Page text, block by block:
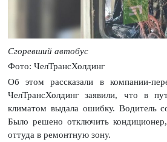
Сгоревший автобус
Фото: ЧелТрансХолдинг
Об этом рассказали в компании-
ЧелТрансХолдинг заявили, что в
климатом выдала ошибку. Водитель
Было решено отключить
оттуда в ремонтную зону.